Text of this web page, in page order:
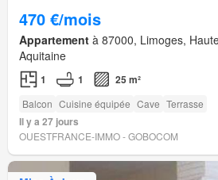
470 €/mois
Appartement à 87000, Limoges,
Aquitaine
1 1 25 m²
Balcon Cuisine équipée Cave Terrasse
Il y a 27 jours
OUESTFRANCE-IMMO - GOBOCOM